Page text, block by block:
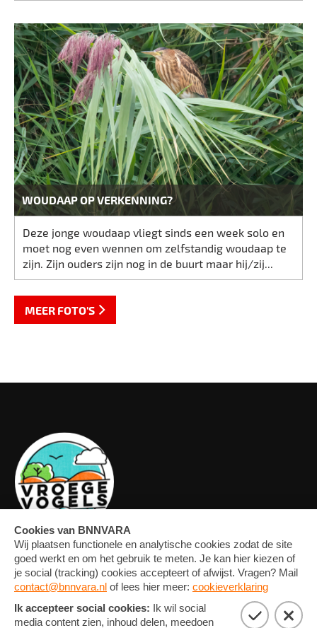
WOUDAAP OP VERKENNING?
Deze jonge woudaap vliegt sinds een week solo en
moet nog even wennen om zelfstandig woudaap te
zijn. Zijn ouders zijn nog in de buurt maar hij/zij...
MEER FOTO'S
OVERZICHT FORUM